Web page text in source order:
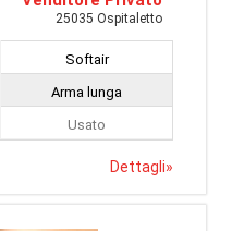
25035 Ospitaletto
Softair
Arma lunga
Usato
Dettagli»